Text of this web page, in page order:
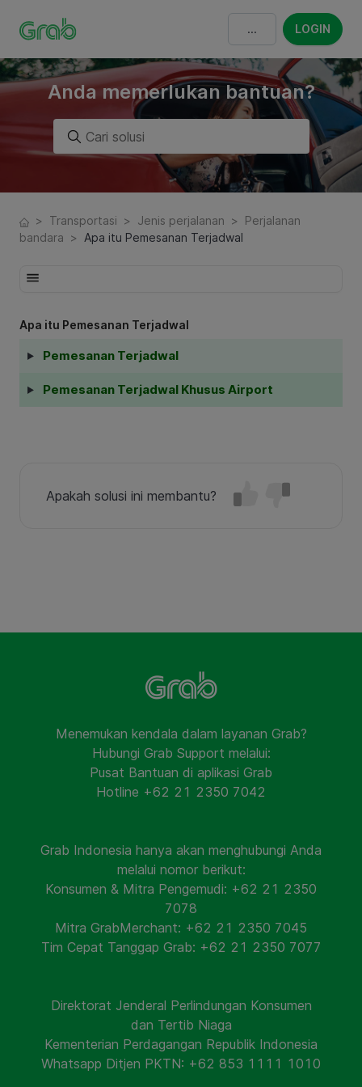
LOGIN
Anda memerlukan bantuan?
> Transportasi > Jenis perjalanan >
Perjalanan
bandara > Apa itu Pemesanan Terjadwal
Apa itu Pemesanan Terjadwal
Pemesanan Terjadwal
Pemesanan Terjadwal Khusus Airport
Apakah solusi ini membantu?
Menemukan kendala dalam layanan Grab?
Hubungi Grab Support melalui:
Pusat Bantuan di aplikasi Grab
Hotline +62 21 2350 7042
Grab Indonesia hanya akan menghubungi Anda
melalui nomor berikut:
Konsumen & Mitra Pengemudi: +62 21 2350
7078
Mitra GrabMerchant: +62 21 2350 7045
Tim Cepat Tanggap Grab: +62 21 2350 7077
Direktorat Jenderal Perlindungan Konsumen
dan Tertib Niaga
Kementerian Perdagangan Republik Indonesia
Whatsapp Ditjen PKTN: +62 853 1111 1010